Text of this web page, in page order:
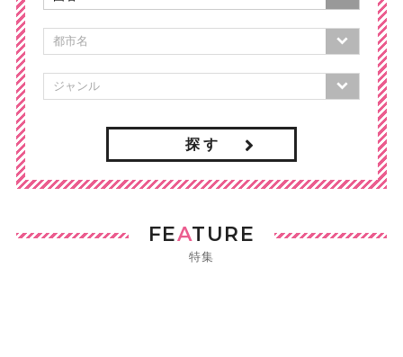
探 す
FEATURE
特集